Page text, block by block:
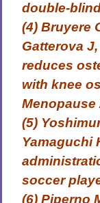
double-
(4) Bruyere
Gatterova
reduces
with knee
Menopause
(5)
Yamaguchi
soccer
(6) Piperno